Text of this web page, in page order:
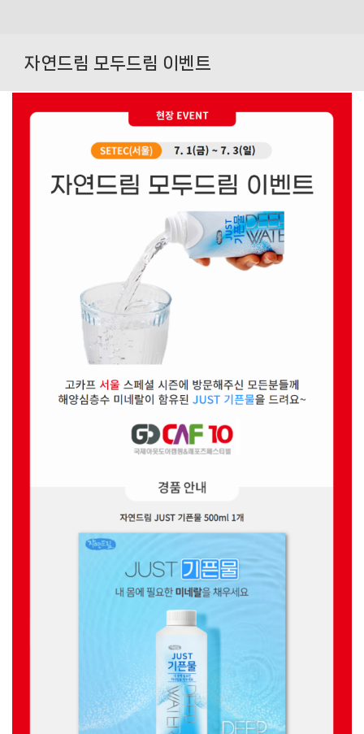
content자연드림 모두드림 이벤트